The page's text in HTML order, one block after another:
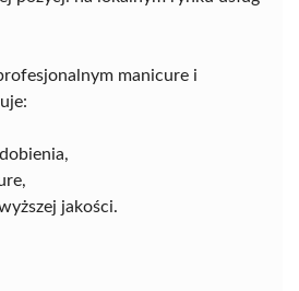
manicure i
jakości.